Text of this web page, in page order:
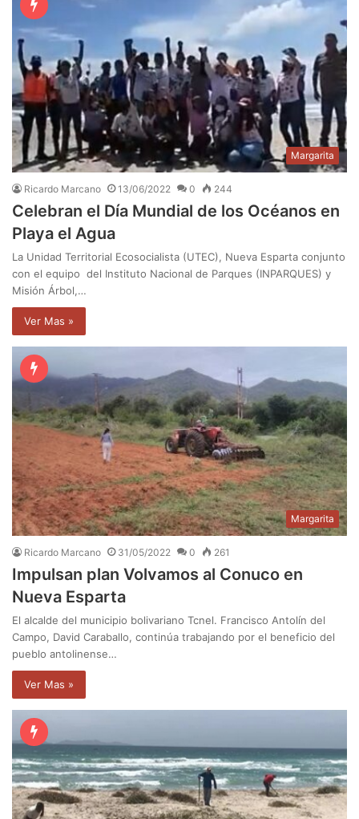
Margarita
Ricardo Marcano 13/06/2022 0 244
Celebran el Día Mundial de los Océanos en
Playa el Agua
La Unidad Territorial Ecosocialista (UTEC), Nueva Esparta conjunto
con el equipo del Instituto Nacional de Parques (INPARQUES) y
Misión Árbol,…
Ver Mas »
Margarita
Ricardo Marcano 31/05/2022 0 261
Impulsan plan Volvamos al Conuco en
Nueva Esparta
El alcalde del municipio bolivariano Tcnel. Francisco Antolín del
Campo, David Caraballo, continúa trabajando por el beneficio del
pueblo antolinense…
Ver Mas »